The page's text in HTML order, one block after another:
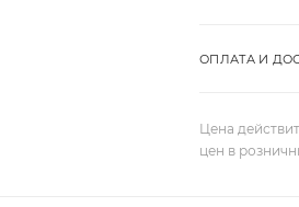
ОПЛАТА И
Цена
цен в